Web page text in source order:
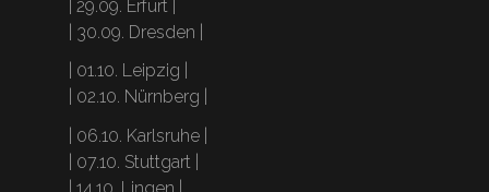
| 29.09. Erfurt |
| 30.09. Dresden |
| 01.10. Leipzig |
| 02.10. Nürnberg |
| 06.10. Karlsruhe |
| 07.10. Stuttgart |
| 14.10. Lingen |